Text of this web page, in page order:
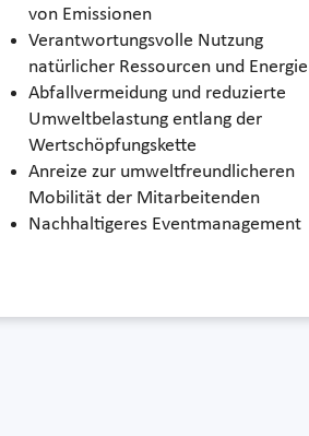
von Emissionen
Verantwortungsvolle Nutzung
natürlicher Ressourcen und Energie
Abfallvermeidung und reduzierte
Umweltbelastung entlang der
Wertschöpfungskette
Anreize zur umweltfreundlicheren
Mobilität der Mitarbeitenden
Nachhaltigeres Eventmanagement